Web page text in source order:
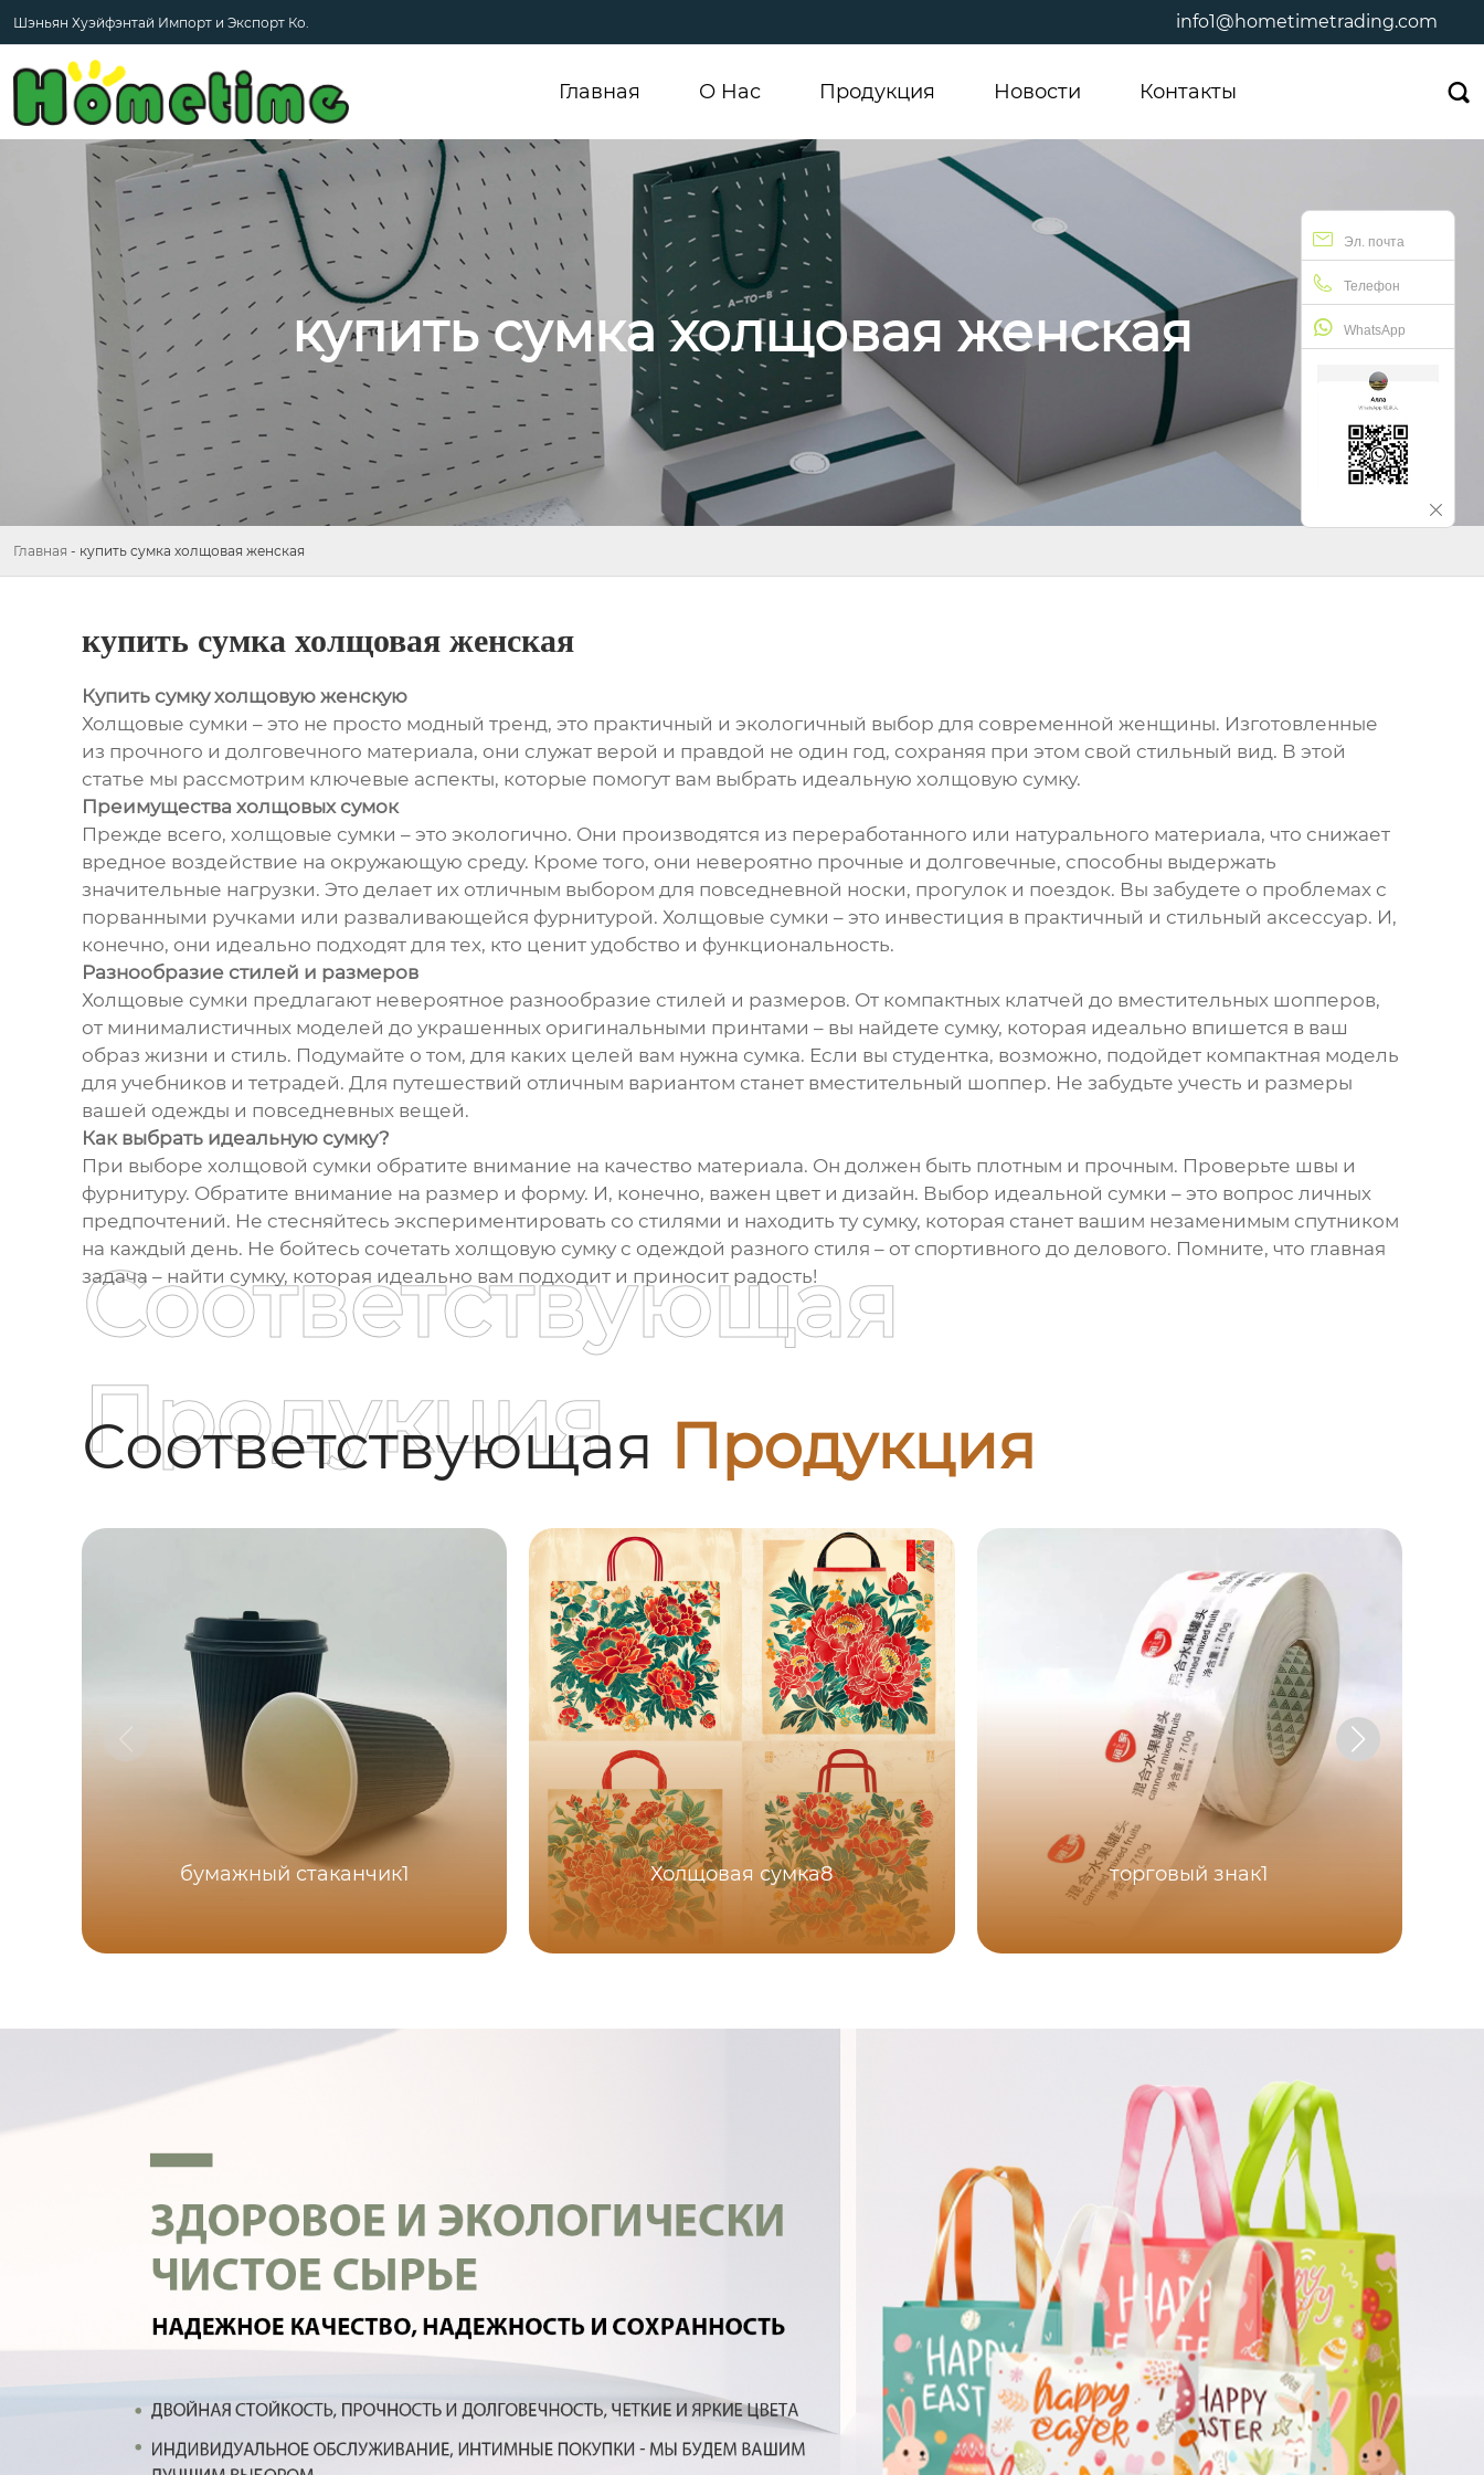
Шэньян Хуэйфэнтай Импорт и Экспорт Ко. info1@hometimetrading.com
Главная О Hас Продукция Новости Контакты 
купить сумка холщовая женская
Главная - купить сумка холщовая женская
купить сумка холщовая женская
Купить сумку холщовую женскую
Холщовые сумки – это не просто модный тренд, это практичный и экологичный выбор для современной женщины. Изготовленные
из прочного и долговечного материала, они служат верой и правдой не один год, сохраняя при этом свой стильный вид. В этой
статье мы рассмотрим ключевые аспекты, которые помогут вам выбрать идеальную холщовую сумку.
Преимущества холщовых сумок
Прежде всего, холщовые сумки – это экологично. Они производятся из переработанного или натурального материала, что снижает
вредное воздействие на окружающую среду. Кроме того, они невероятно прочные и долговечные, способны выдержать
значительные нагрузки. Это делает их отличным выбором для повседневной носки, прогулок и поездок. Вы забудете о проблемах с
порванными ручками или разваливающейся фурнитурой. Холщовые сумки – это инвестиция в практичный и стильный аксессуар. И,
конечно, они идеально подходят для тех, кто ценит удобство и функциональность.
Разнообразие стилей и размеров
Холщовые сумки предлагают невероятное разнообразие стилей и размеров. От компактных клатчей до вместительных шопперов,
от минималистичных моделей до украшенных оригинальными принтами – вы найдете сумку, которая идеально впишется в ваш
образ жизни и стиль. Подумайте о том, для каких целей вам нужна сумка. Если вы студентка, возможно, подойдет компактная модель
для учебников и тетрадей. Для путешествий отличным вариантом станет вместительный шоппер. Не забудьте учесть и размеры
вашей одежды и повседневных вещей.
Как выбрать идеальную сумку?
При выборе холщовой сумки обратите внимание на качество материала. Он должен быть плотным и прочным. Проверьте швы и
фурнитуру. Обратите внимание на размер и форму. И, конечно, важен цвет и дизайн. Выбор идеальной сумки – это вопрос личных
предпочтений. Не стесняйтесь экспериментировать со стилями и находить ту сумку, которая станет вашим незаменимым спутником
на каждый день. Не бойтесь сочетать холщовую сумку с одеждой разного стиля – от спортивного до делового. Помните, что главная
задача – найти сумку, которая идеально вам подходит и приносит радость!
Соответствующая Продукция
Соответствующая
Продукция
бумажный стаканчик1 Холщовая сумка8 торговый знак1
Эл. почта
Телефон
WhatsApp